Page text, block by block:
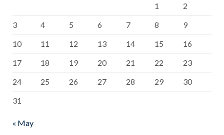
1
2
3
4 5 6 7 8
9
10
11 12 13 14 15
16
17
18 19 20 21 22
23
24
25 26 27 28 29
30
31
« May